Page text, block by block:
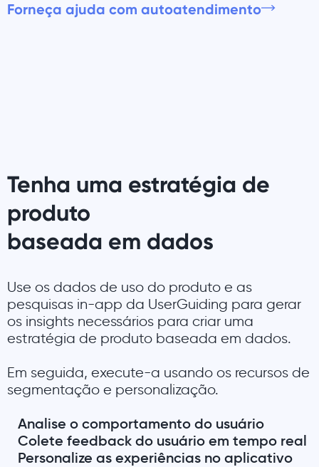
Forneça ajuda com autoatendimento
Tenha uma estratégia de
produto
baseada em dados
Use os dados de uso do produto e as
pesquisas in-app da UserGuiding para gerar
os insights necessários para criar uma
estratégia de produto baseada em dados.
Em seguida, execute-a usando os recursos de
segmentação e personalização.
Analise o comportamento do usuário
Colete feedback do usuário em tempo real
Personalize as experiências no aplicativo